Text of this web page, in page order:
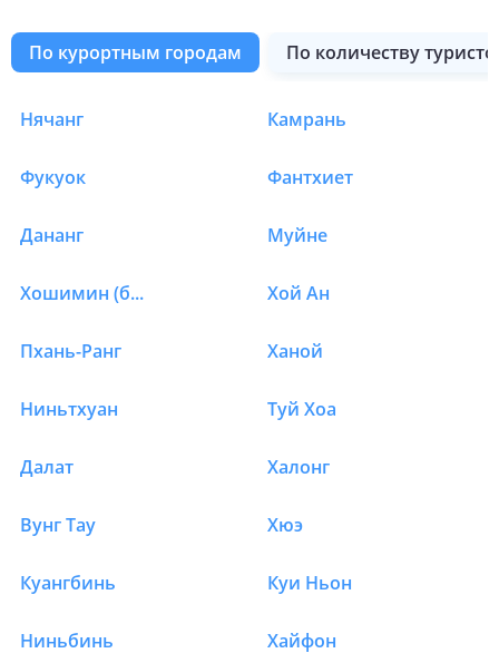
по курортным городам по количеству
Отели в Вьетнаме в
Нячанг Камрань
Фукуок Фантхиет
Дананг Муйне
Хошимин (быв.Сайгон) Хой Ан
Пхань-Ранг Ханой
Ниньтхуан Туй Хоа
Далат Халонг
Вунг Тау Хюэ
Куангбинь Куи Ньон
Ниньбинь Хайфон